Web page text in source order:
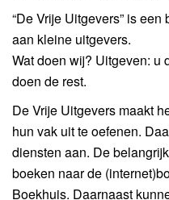
“De Vrije Uitgevers” is
aan kleine uitgevers.
Wat doen wij? Uitgeven: u
doen de rest.
De Vrije Uitgevers maakt
hun vak uit te oefenen.
diensten aan. De
boeken naar de
Boekhuis. Daarnaast